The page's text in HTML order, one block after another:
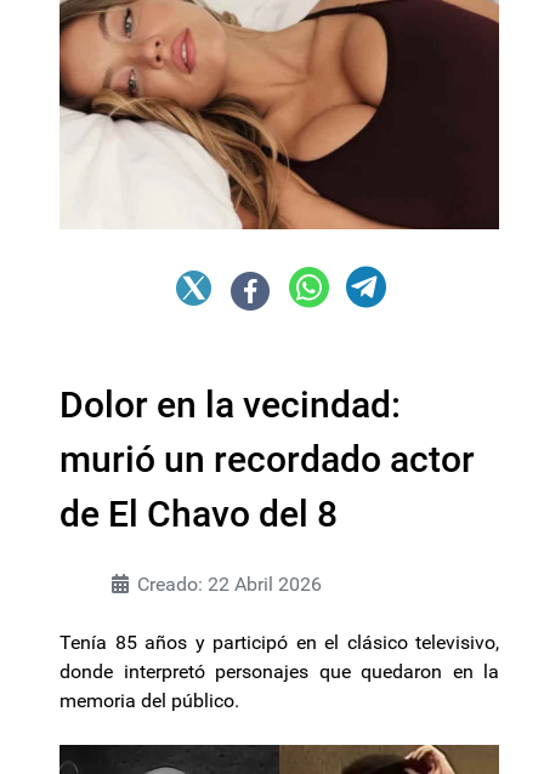
Dolor en la vecindad:
murió un recordado actor
de El Chavo del 8
Creado: 22 Abril 2026
Tenía 85 años y participó en el clásico televisivo,
donde interpretó personajes que quedaron en la
memoria del público.